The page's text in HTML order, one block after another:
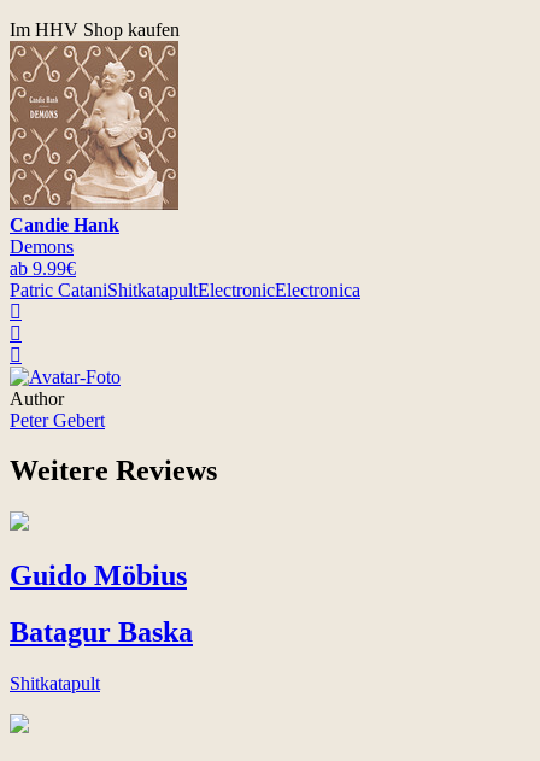
Im HHV Shop kaufen
Candie Hank
Demons
ab 9.99€
Patric CataniShitkatapultElectronicElectronica
Author
Peter Gebert
Weitere Reviews
Guido Möbius
Batagur Baska
Shitkatapult